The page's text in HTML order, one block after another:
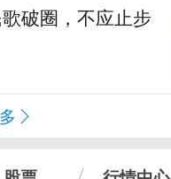
破圈，不应止步